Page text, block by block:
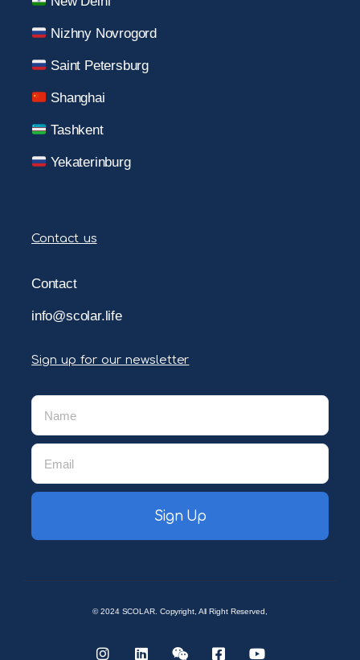
Nizhny Novrogord
Saint Petersburg
Shanghai
Tashkent
Yekaterinburg
Contact us
Contact
info@scolar.life
Sign up for our newsletter
Sign Up
© 2024 SCOLAR. Copyright, All Right Reserved,